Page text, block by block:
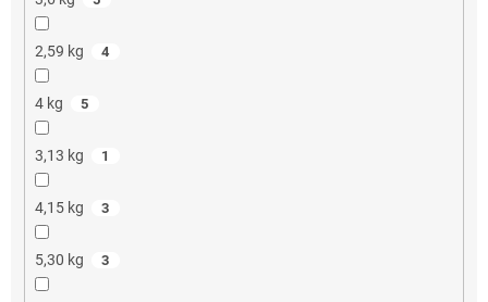
2,59 kg 4
4 kg 5
3,13 kg 1
4,15 kg 3
5,30 kg 3